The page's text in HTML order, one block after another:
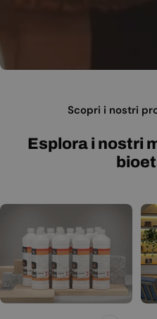
Scopri i nostri
Esplora i nostri